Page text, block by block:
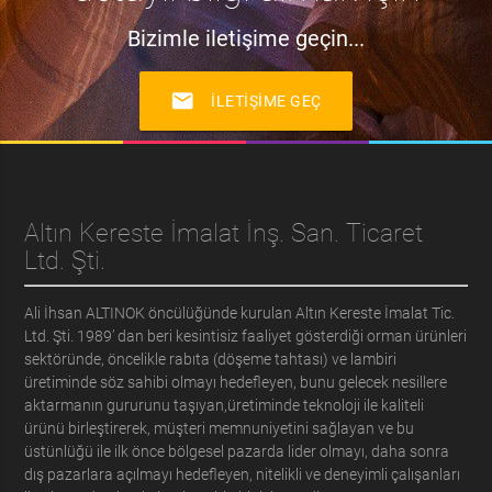
Bizimle iletişime geçin...
mail İLETIŞIME GEÇ
Altın Kereste İmalat İnş. San. Ticaret
Ltd. Şti.
Ali İhsan ALTINOK öncülüğünde kurulan Altın Kereste İmalat Tic.
Ltd. Şti. 1989’ dan beri kesintisiz faaliyet gösterdiği orman ürünleri
sektöründe, öncelikle rabıta (döşeme tahtası) ve lambiri
üretiminde söz sahibi olmayı hedefleyen, bunu gelecek nesillere
aktarmanın gururunu taşıyan,üretiminde teknoloji ile kaliteli
ürünü birleştirerek, müşteri memnuniyetini sağlayan ve bu
üstünlüğü ile ilk önce bölgesel pazarda lider olmayı, daha sonra
dış pazarlara açılmayı hedefleyen, nitelikli ve deneyimli çalışanları